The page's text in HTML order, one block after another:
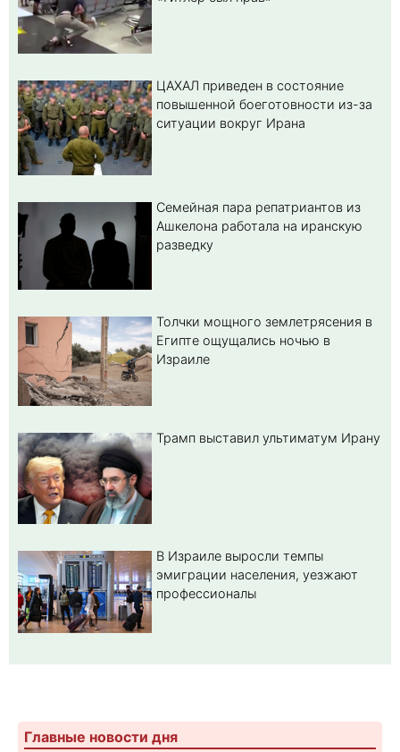
ЦАХАЛ приведен в состояние
повышенной боеготовности из-за
ситуации вокруг Ирана
Семейная пара репатриантов из
Ашкелона работала на иранскую
разведку
Толчки мощного землетрясения в
Египте ощущались ночью в
Израиле
Трамп выставил ультиматум Ирану
В Израиле выросли темпы
эмиграции населения, уезжают
профессионалы
Главные новости дня